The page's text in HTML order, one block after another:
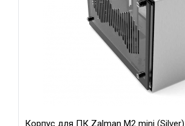
Корпус для ПК Zalman M2 mini (Silver)